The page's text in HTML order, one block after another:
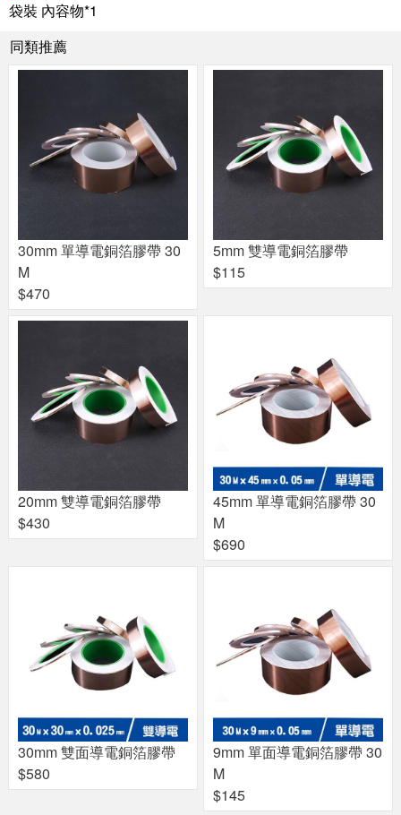
袋裝 內容物*1
同類推薦
30mm 單導電銅箔膠帶 30
M
$470
5mm 雙導電銅箔膠帶
$115
20mm 雙導電銅箔膠帶
$430
45mm 單導電銅箔膠帶 30
M
$690
30mm 雙面導電銅箔膠帶
$580
9mm 單面導電銅箔膠帶 30
M
$145